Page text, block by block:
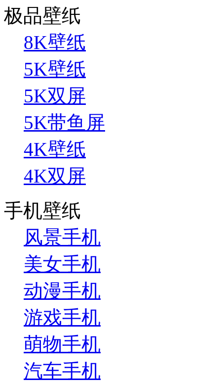
极品壁纸
8K壁纸
5K壁纸
5K双屏
5K带鱼屏
4K壁纸
4K双屏
手机壁纸
风景手机
美女手机
动漫手机
游戏手机
萌物手机
汽车手机